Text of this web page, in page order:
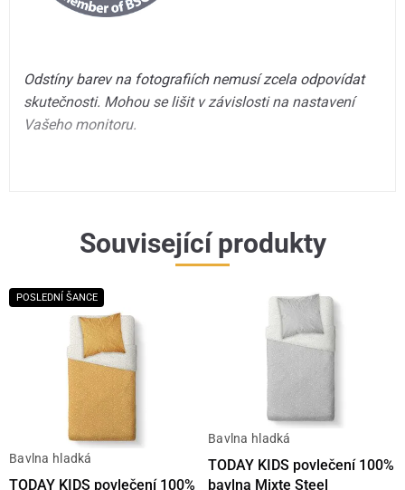
Odstíny barev na fotografiích nemusí zcela odpovídat
skutečnosti. Mohou se lišit v závislosti na nastavení
Vašeho monitoru.
Související produkty
POSLEDNÍ ŠANCE
Bavlna hladká
TODAY KIDS povlečení 100%
Bavlna hladká
TODAY KIDS povlečení 100%
bavlna Mixte Steel